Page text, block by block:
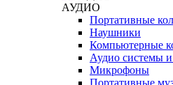
АУДИО
Портативные
Наушники
Компьютерные
Аудио системы
Микрофоны
Портативные